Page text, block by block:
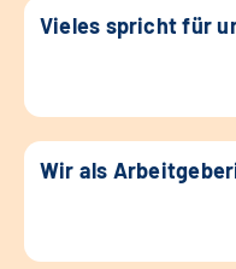
Vieles spricht für
Wir als